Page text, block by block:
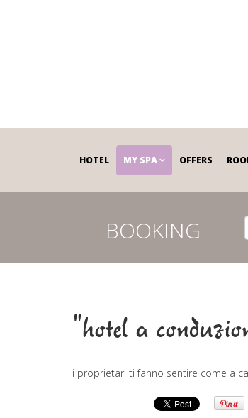
HOTEL MY SPA OFFERS
BOOKING
"hotel a
i proprietari ti fanno sentire come a